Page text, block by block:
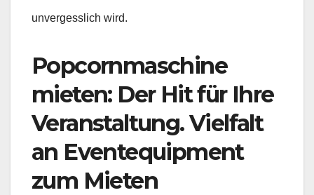
unvergesslich wird.
Popcornmaschine
mieten: Der Hit für Ihre
Veranstaltung. Vielfalt
an Eventequipment
zum Mieten